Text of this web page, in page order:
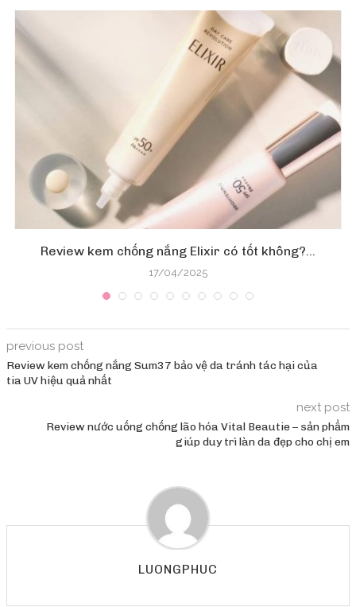
Review kem chống nắng Elixir có tốt không?...
17/04/2025
previous post
Review kem chống nắng Sum37 bảo vệ da tránh tác hại của
tia UV hiệu quả nhất
next post
Review nước uống chống lão hóa Vital Beautie – sản phẩm
giúp duy trì làn da đẹp cho chị em
LUONGPHUC